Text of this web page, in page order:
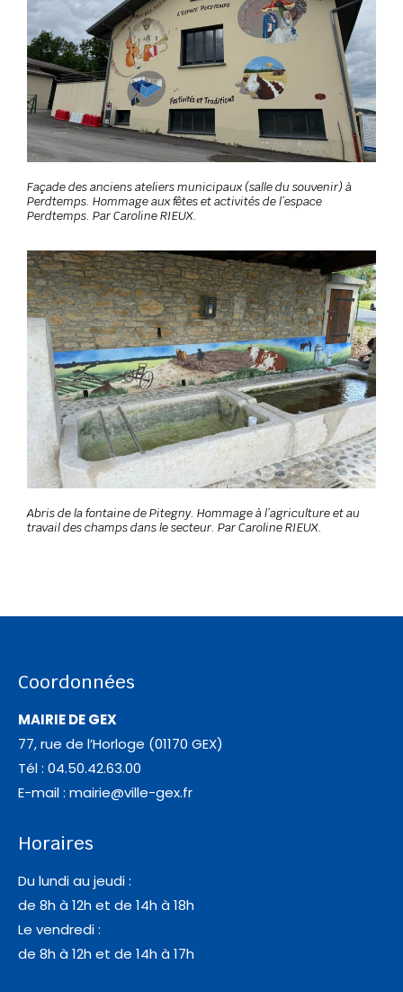
Façade des anciens ateliers municipaux (salle du souvenir) à
Perdtemps. Hommage aux fêtes et activités de l’espace
Perdtemps. Par Caroline RIEUX.
Abris de la fontaine de Pitegny. Hommage à l’agriculture et au
travail des champs dans le secteur. Par Caroline RIEUX.
Coordonnées
MAIRIE DE GEX
77, rue de l’Horloge (01170 GEX)
Tél : 04.50.42.63.00
E-mail : mairie@ville-gex.fr
Horaires
Du lundi au jeudi :
de 8h à 12h et de 14h à 18h
Le vendredi :
de 8h à 12h et de 14h à 17h